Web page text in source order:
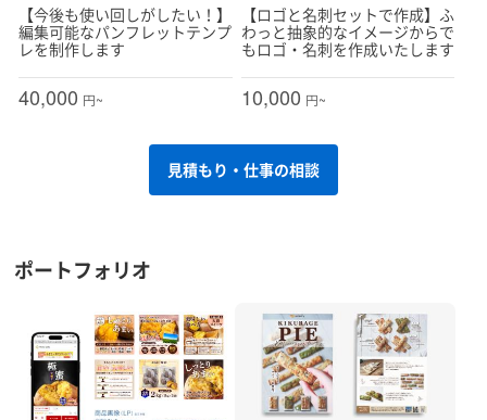
【今後も使い回しがしたい！】
編集可能なパンフレットテンプ
レを制作します
40,000 円~
【ロゴと名刺セットで作成】ふ
わっと抽象的なイメージからで
もロゴ・名刺を作成いたします
10,000 円~
見積もり・仕事の相談
ポートフォリオ